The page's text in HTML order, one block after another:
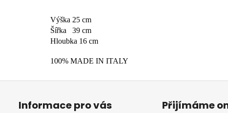
Výška 25 cm
Šířka 39 cm
Hloubka 16 cm
100% MADE IN ITALY
Informace pro vás Přijímáme